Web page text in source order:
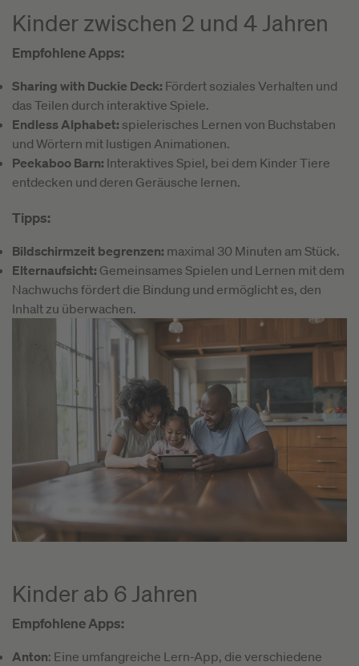
Kinder zwischen 2 und 4 Jahren
Empfohlene Apps:
Sharing with Duckie Deck: Fördert soziales Verhalten und
das Teilen durch interaktive Spiele.
Endless Alphabet: spielerisches Lernen von Buchstaben
und Wörtern mit lustigen Animationen.
Peekaboo Barn: Interaktives Spiel, bei dem Kinder Tiere
entdecken und deren Geräusche lernen.
Tipps:
Bildschirmzeit begrenzen: maximal 30 Minuten am Stück.
Elternaufsicht: Gemeinsames Spielen und Lernen mit dem
Nachwuchs fördert die Bindung und ermöglicht es, den
Inhalt zu überwachen.
Kinder ab 6 Jahren
Empfohlene Apps:
Anton: Eine umfangreiche Lern-App, die verschiedene